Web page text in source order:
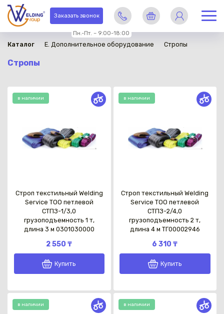
Заказать звонок
Пн.-Пт. – 9:00-18:00
Каз
Каталог E. Дополнительное оборудование Стропы
Стропы
в наличии
Строп текстильный Welding
Service TOO петлевой
СТПЗ-1/3,0
грузоподъемность 1 т,
длина 3 м 0301030000
2 550 ₸
Купить
в наличии
Строп текстильный Welding
Service TOO петлевой
СТПЗ-2/4,0
грузоподъемность 2 т,
длина 4 м ТГ00002946
6 310 ₸
Купить
в наличии в наличии